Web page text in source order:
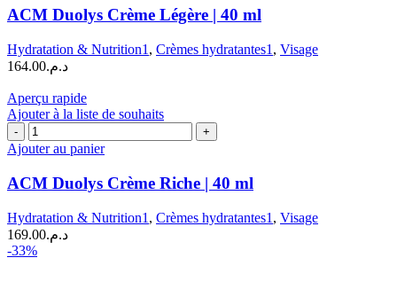
Duolys
Crème
Légère
|
40
ACM Duolys Crème Légère | 40 ml
Hydratation & Nutrition1 , Crèmes hydratantes1 , Visage
د.م.164.00
Aperçu rapide
Ajouter à la liste de souhaits
quantité
de
Duolys
Crème
|
40
ml
Ajouter au panier
ACM Duolys Crème Riche | 40 ml
Hydratation & Nutrition1 , Crèmes hydratantes1 , Visage
د.م.169.00
-33%